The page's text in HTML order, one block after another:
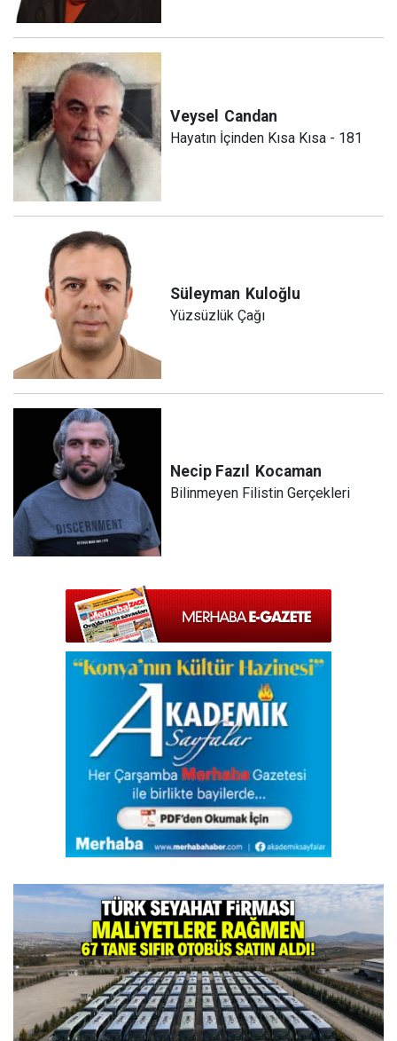
Veysel Candan
Hayatın İçinden Kısa Kısa - 181
Süleyman Kuloğlu
Yüzsüzlük Çağı
Necip Fazıl Kocaman
Bilinmeyen Filistin Gerçekleri